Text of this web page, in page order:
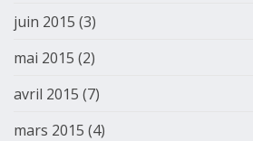
juin 2015 (3)
mai 2015 (2)
avril 2015 (7)
mars 2015 (4)